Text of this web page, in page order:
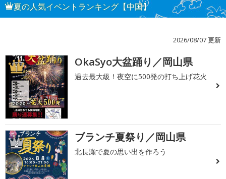
夏の人気イベントランキング【中国】
2026/08/07 更新
1 OkaSyo大盆踊り／岡山県
過去最大級！夜空に500発の打ち上げ花火
2 ブランチ夏祭り／岡山県
北長瀬で夏の思い出を作ろう